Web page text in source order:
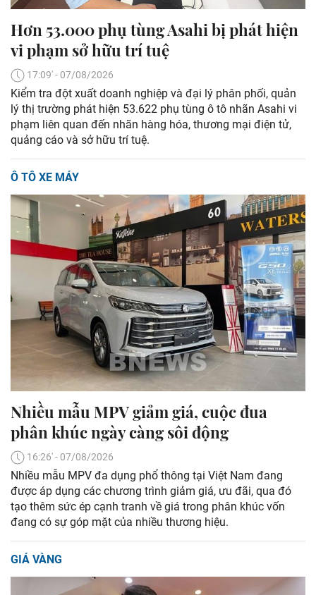
Hơn 53.000 phụ tùng Asahi bị phát hiện
vi phạm sở hữu trí tuệ
17:09' - 07/08/2026
Kiểm tra đột xuất doanh nghiệp và đại lý phân phối, quản
lý thị trường phát hiện 53.622 phụ tùng ô tô nhãn Asahi vi
phạm liên quan đến nhãn hàng hóa, thương mại điện tử,
quảng cáo và sở hữu trí tuệ.
Ô TÔ XE MÁY
Nhiều mẫu MPV giảm giá, cuộc đua
phân khúc ngày càng sôi động
16:26' - 07/08/2026
Nhiều mẫu MPV đa dụng phổ thông tại Việt Nam đang
được áp dụng các chương trình giảm giá, ưu đãi, qua đó
tạo thêm sức ép cạnh tranh về giá trong phân khúc vốn
đang có sự góp mặt của nhiều thương hiệu.
GIÁ VÀNG